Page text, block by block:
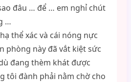
đâu … để … em nghỉ chút
…
thể xác và cái nóng nực
phòng này đã vắt kiệt sức
đang thèm khát được
tôi đành phải nằm chờ cho